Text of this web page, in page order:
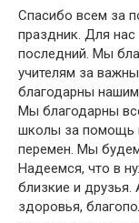
Спасибо всем за
праздник. Для нас
последний. Мы
учителям за
благодарны нашим
Мы благодарны
школы за помощь
перемен. Мы
Надеемся, что в
близкие и
здоровья,